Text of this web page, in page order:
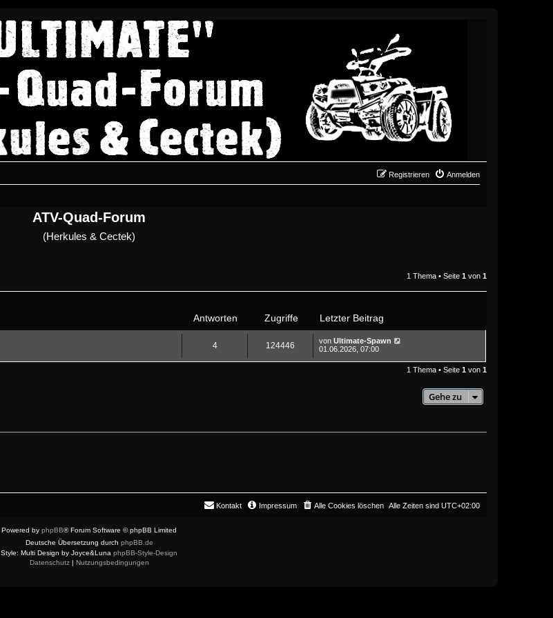
Anmelden
Registrieren
ATV-Quad-Forum
(Herkules & Cectek)
1 Thema • Seite 1 von 1
Antworten Zugriffe Letzter Beitrag
4 124446 von Ultimate-Spawn
01.06.2026, 07:00
1 Thema • Seite 1 von 1
Gehe zu
Alle Zeiten sind UTC+02:00
Alle Cookies löschen
Impressum
Kontakt
Powered by phpBB® Forum Software © phpBB Limited
Deutsche Übersetzung durch phpBB.de
Style: Multi Design by Joyce&Luna phpBB-Style-Design
Datenschutz| Nutzungsbedingungen